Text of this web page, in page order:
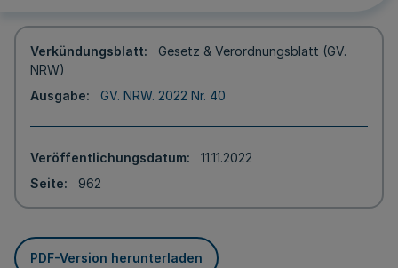
Verkündungsblatt
Gesetz & Verordnungsblatt (GV.
NRW)
Ausgabe
GV. NRW. 2022 Nr. 40
Veröffentlichungsdatum
11.11.2022
Seite
962
PDF-Version herunterladen